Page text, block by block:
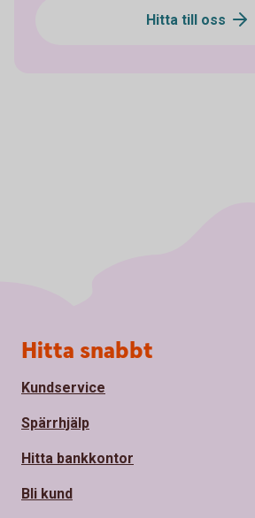
Hitta till oss
Sidfot
Hitta snabbt
Kundservice
Spärrhjälp
Hitta bankkontor
Bli kund